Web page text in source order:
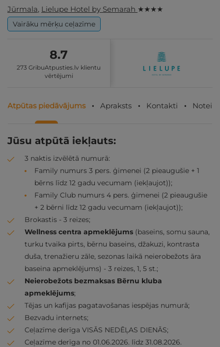
Jūrmala, Lielupe Hotel by Semarah ★ ★ ★ ★
Vairāku mērķu ceļazīme
8.7
273 GribuAtpusties.lv klientu
vērtējumi
Atpūtas piedāvājums Apraksts Kontakti
Jūsu atpūtā iekļauts:
3 naktis izvēlētā numurā:
Family numurs 3 pers. ģimenei (2 pieaugušie + 1
bērns līdz 12 gadu vecumam (iekļaujot));
Family Club numurs 4 pers. ģimenei (2 pieaugušie
+ 2 bērni līdz 12 gadu vecumam (iekļaujot));
Brokastis - 3 reizes;
Wellness centra apmeklējums (baseins, somu sauna,
turku tvaika pirts, bērnu baseins, džakuzi, kontrasta
duša, trenažieru zāle, sezonas laikā neierobežots āra
baseina apmeklējums) - 3 reizes, 1, 5 st.;
Neierobežots bezmaksas Bērnu kluba
apmeklējums;
Tējas un kafijas pagatavošanas iespējas numurā;
Bezvadu internets;
Ceļazīme derīga VISĀS NEDĒĻAS DIENĀS;
Ceļazīme derīga no 01.06.2026. līdz 31.08.2026.